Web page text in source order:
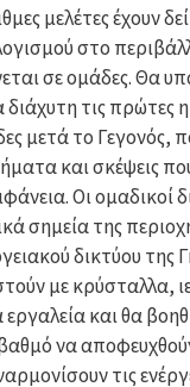
μελέτες έχουν
στο
σε ομάδες. Θα
διάχυτη τις πρώτες
μετά το Γεγονός,
και σκέψεις
Οι ομαδικοί
σημεία της
δικτύου της
με κρύσταλλα,
εργαλεία και θα
να
τις